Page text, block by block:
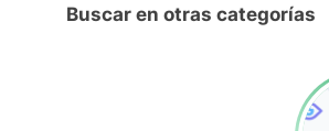
Buscar en otras categorías